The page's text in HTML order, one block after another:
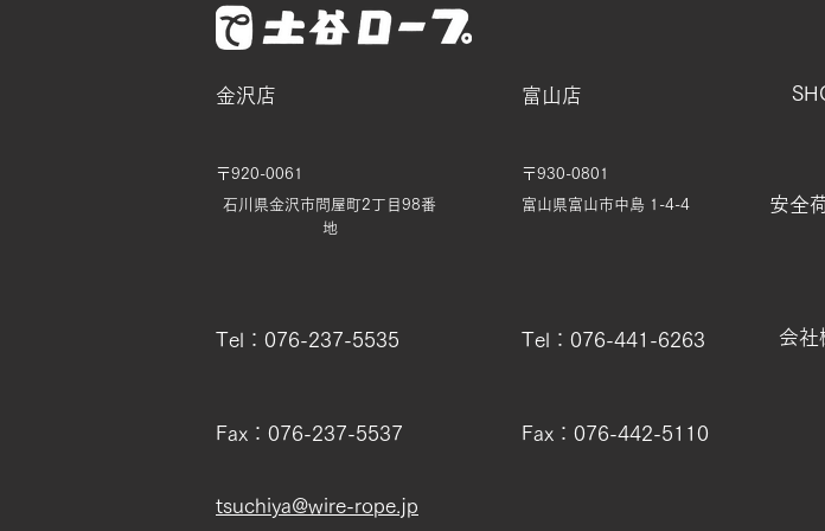
金沢店
〒920-0061
石川県金沢市問屋町2丁目98番
地
富山店
〒930-0801
富山県富山市中島 1-4-4
安全
Tel：076-237-5535
Fax：076-237-5537
Tel：076-441-6263 会社
Fax：076-442-5110
tsuchiya@wire-rope.jp